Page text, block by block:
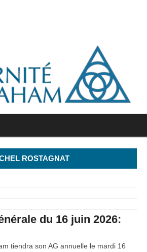
ROSTAGNAT
du 16 juin 2026:
tiendra son AG annuelle le mardi 16